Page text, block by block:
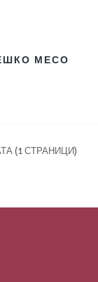
МЕСО
(1 СТРАНИЦИ)